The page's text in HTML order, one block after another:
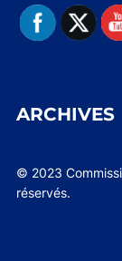
ARCHIVES
© 2023
réservés.